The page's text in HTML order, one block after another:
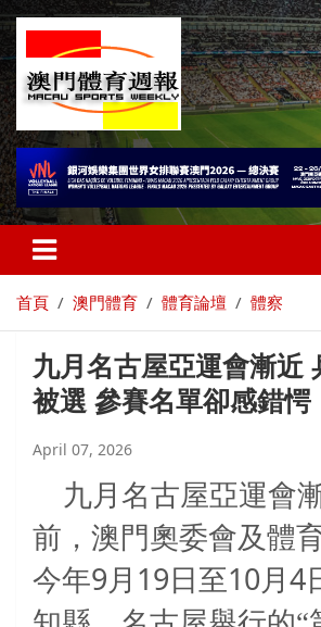
首頁 澳門體育 體育論壇 體察
九月名古屋亞運會漸近
被選 參賽名單卻感錯愕
April 07, 2026
九月名古屋亞運會
前，澳門奧委會及體
今年9月 19 日至10月 4